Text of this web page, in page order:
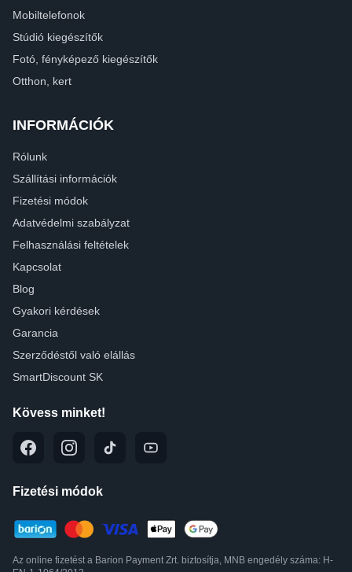
Mobiltelefonok
Stúdió kiegészítők
Fotó, fényképező kiegészítők
Otthon, kert
INFORMÁCIÓK
Rólunk
Szállítási információk
Fizetési módok
Adatvédelmi szabályzat
Felhasználási feltételek
Kapcsolat
Blog
Gyakori kérdések
Garancia
Szerződéstől való elállás
SmartDiscount SK
Kövess minket!
Fizetési módok
Az online fizetést a Barion Payment Zrt. biztosítja, MNB engedély száma: H-